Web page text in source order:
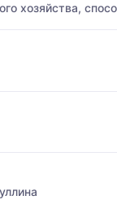
хозяйства,